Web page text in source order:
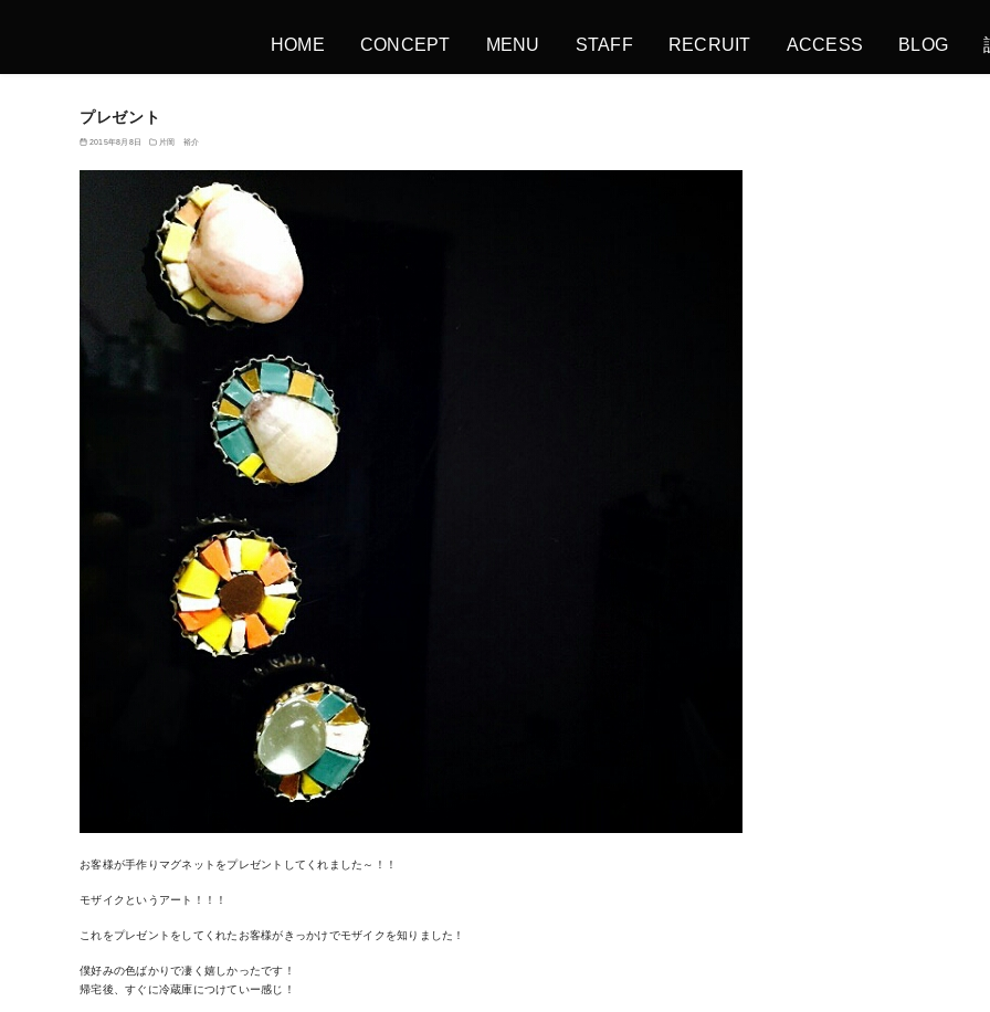
HOME CONCEPT MENU STAFF RECRUIT ACCESS BLOG
プレゼント
2015年8月8日 片岡 裕介
お客様が手作りマグネットをプレゼントしてくれました～！！
モザイクというアート！！！
これをプレゼントをしてくれたお客様がきっかけでモザイクを知りました！
僕好みの色ばかりで凄く嬉しかったです！
帰宅後、すぐに冷蔵庫につけていー感じ！